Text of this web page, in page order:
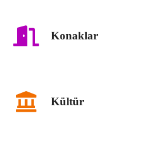
Konaklar
Kültür